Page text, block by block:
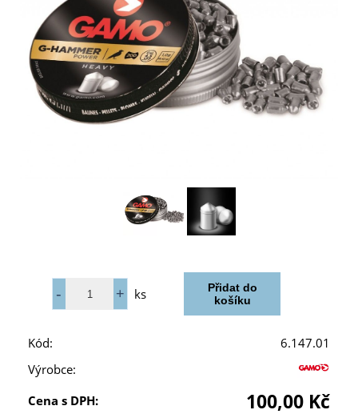
ks
Kód:
6.147.01
Výrobce:
Cena s DPH:
100,00 Kč